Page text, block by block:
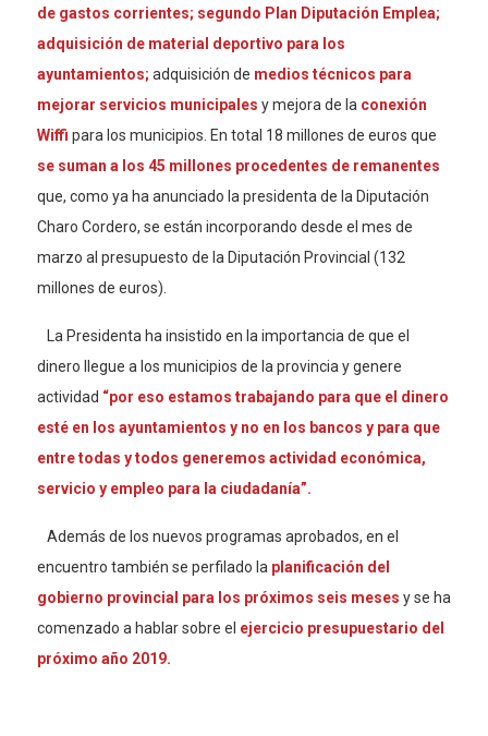
de gastos corrientes; segundo Plan Diputación Emplea;
adquisición de material deportivo para los
ayuntamientos; adquisición de medios técnicos para
mejorar servicios municipales y mejora de laconexión
Wiffi para los municipios. En total 18 millones de euros que
se suman a los 45 millones procedentes de remanentes
que, como ya ha anunciado la presidenta de la Diputación
Charo Cordero, se están incorporando desde el mes de
marzo al presupuesto de la Diputación Provincial (132
millones de euros).
La Presidenta ha insistido en la importancia de que el
dinero llegue a los municipios de la provincia y genere
actividad “por eso estamos trabajando para que el dinero
esté en los ayuntamientos y no en los bancos y para que
entre todas y todos generemos actividad económica,
servicio y empleo para la ciudadanía”.
Además de los nuevos programas aprobados, en el
encuentro también se perfilado la planificación del
gobierno provincial para los próximos seis meses y se ha
comenzado a hablar sobre el ejercicio presupuestario del
próximo año 2019.